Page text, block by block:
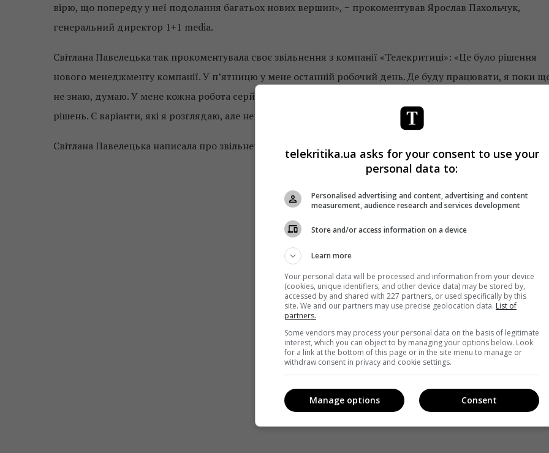
вірю, що попереду у неї подолання багатьох нових вершин», − прокоментував Ярослав Пахольчук,
генеральний директор 1+1 media.
Світлана Павелецька так прокоментувала своє звільнення з компанії «Телекритиці»: «Це було рішення
нового менеджменту компанії. У п’ятницю у мене останній робочий день. Де буду працювати, я поки
не знаю, думаю. У мене кожна робота серйозно та надовго. Тому я не прихильник ухвалення поспішних
рішень. Є варіанти, які я розглядаю, але немає варіанту, який був би фінальним».
Світлана Павелецька написала про звільнення на своїй сторінці у Facebook.
telekritika.ua asks for your consent to use your
personal data to:
Personalised advertising and content, advertising and content
measurement, audience research and services development
Store and/or access information on a device
Learn more
Your personal data will be processed and information from your device
(cookies, unique identifiers, and other device data) may be stored by,
accessed by and shared with 227 partners, or used specifically by this
site. We and our partners may use precise geolocation data. List of
partners.
Some vendors may process your personal data on the basis of legitimate
interest, which you can object to by managing your options below. Look
for a link at the bottom of this page or in the site menu to manage or
withdraw consent in privacy and cookie settings.
Consent
Manage options